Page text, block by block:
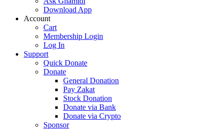
Download App
Account
Cart
Membership Login
Log In
Support
Quick Donate
Donate
General Donation
Pay Zakat
Stock Donation
Donate via Bank
Donate via Crypto
Sponsor